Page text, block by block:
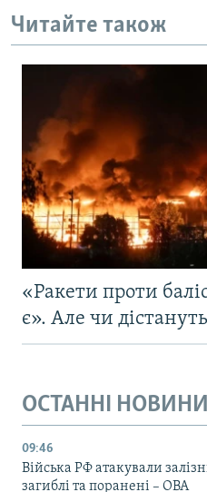
Читайте також
«Ракети проти
є». Але чи
ОСТАННІ НОВИНИ
09:46
Війська РФ атакували
загиблі та поранені – ОВА